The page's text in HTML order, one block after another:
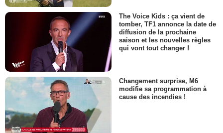
The Voice Kids : ça vient de
tomber, TF1 annonce la date de
diffusion de la prochaine
saison et les nouvelles règles
qui vont tout changer !
Changement surprise, M6
modifie sa programmation à
cause des incendies !